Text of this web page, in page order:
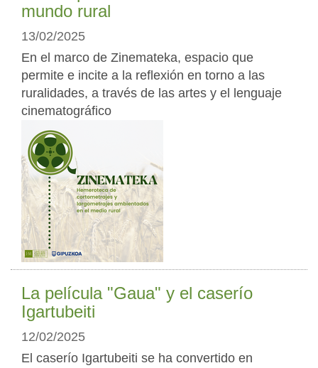
mundo rural
13/02/2025
En el marco de Zinemateka, espacio que
permite e incite a la reflexión en torno a las
ruralidades, a través de las artes y el lenguaje
cinematográfico
La película "Gaua" y el caserío
Igartubeiti
12/02/2025
El caserío Igartubeiti se ha convertido en